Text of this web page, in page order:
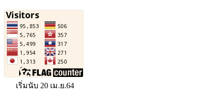
เริ่มนับ 20 เม.ย.64